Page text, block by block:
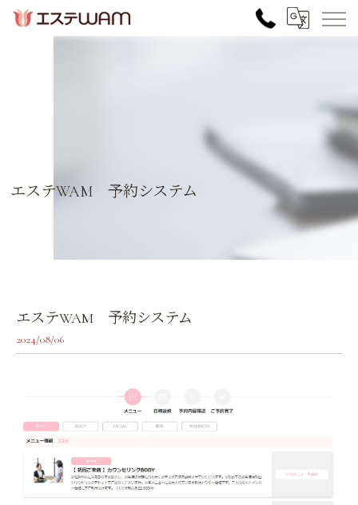
エステWAM 予約システム
エステWAM 予約システム
2024/08/06